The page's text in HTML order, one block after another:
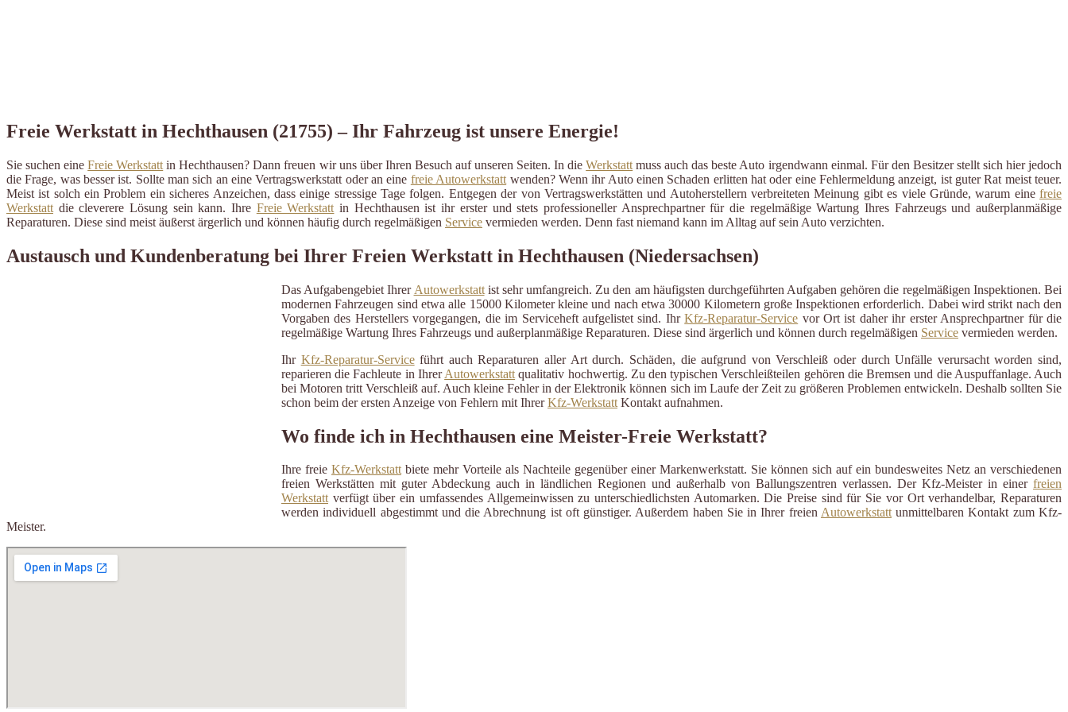
Freie Werkstatt in Hechthausen (21755) – Ihr Fahrzeug ist unsere Energie!
Sie suchen eineFreie Werkstatt in Hechthausen? Dann freuen wir uns über Ihren Besuch auf unseren Seiten. In dieWerkstatt muss auch das beste Auto irgendwann einmal. Für den Besitzer stellt sich hier jedoch
die Frage, was besser ist. Sollte man sich an eine Vertragswerkstatt oder an eine freie Autowerkstatt wenden? Wenn ihr Auto einen Schaden erlitten hat oder eine Fehlermeldung anzeigt, ist guter Rat meist teuer.
Meist ist solch ein Problem ein sicheres Anzeichen, dass einige stressige Tage folgen. Entgegen der von Vertragswerkstätten und Autoherstellern verbreiteten Meinung gibt es viele Gründe, warum eine freie
Werkstatt die cleverere Lösung sein kann. Ihre Freie Werkstatt in Hechthausen ist ihr erster und stets professioneller Ansprechpartner für die regelmäßige Wartung Ihres Fahrzeugs und außerplanmäßige
Reparaturen. Diese sind meist äußerst ärgerlich und können häufig durch regelmäßigen Service vermieden werden. Denn fast niemand kann im Alltag auf sein Auto verzichten.
Austausch und Kundenberatung bei Ihrer Freien Werkstatt in Hechthausen (Niedersachsen)
Das Aufgabengebiet Ihrer Autowerkstattist sehr umfangreich. Zu den am häufigsten durchgeführten Aufgaben gehören die regelmäßigen Inspektionen. Bei
modernen Fahrzeugen sind etwa alle 15000 Kilometer kleine und nach etwa 30000 Kilometern große Inspektionen erforderlich. Dabei wird strikt nach den
Vorgaben des Herstellers vorgegangen, die im Serviceheft aufgelistet sind. IhrKfz-Reparatur-Service vor Ort ist daher ihr erster Ansprechpartner für die
regelmäßige Wartung Ihres Fahrzeugs und außerplanmäßige Reparaturen. Diese sind ärgerlich und können durch regelmäßigen Service vermieden werden.
Ihr Kfz-Reparatur-Serviceführt auch Reparaturen aller Art durch. Schäden, die aufgrund von Verschleiß oder durch Unfälle verursacht worden sind,
reparieren die Fachleute in IhrerAutowerkstatt qualitativ hochwertig. Zu den typischen Verschleißteilen gehören die Bremsen und die Auspuffanlage. Auch
bei Motoren tritt Verschleiß auf. Auch kleine Fehler in der Elektronik können sich im Laufe der Zeit zu größeren Problemen entwickeln. Deshalb sollten Sie
schon beim der ersten Anzeige von Fehlern mit IhrerKfz-Werkstatt Kontakt aufnahmen.
Wo finde ich in Hechthausen eine Meister-Freie Werkstatt?
Ihre freie Kfz-Werkstattbiete mehr Vorteile als Nachteile gegenüber einer Markenwerkstatt. Sie können sich auf ein bundesweites Netz an verschiedenen
freien Werkstätten mit guter Abdeckung auch in ländlichen Regionen und außerhalb von Ballungszentren verlassen. Der Kfz-Meister in einer freien
Werkstattverfügt über ein umfassendes Allgemeinwissen zu unterschiedlichsten Automarken. Die Preise sind für Sie vor Ort verhandelbar, Reparaturen
werden individuell abgestimmt und die Abrechnung ist oft günstiger. Außerdem haben Sie in Ihrer freien Autowerkstattunmittelbaren Kontakt zum Kfz-
Meister.